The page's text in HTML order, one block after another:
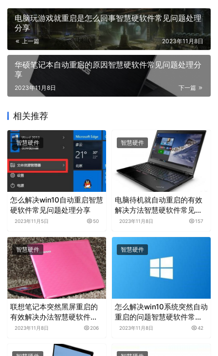
电脑玩游戏就重启是怎么回事智慧硬软件常见问题处理
分享
上一篇 2023年11月8日
华硕笔记本自动重启的原因智慧硬软件常见问题处理分
享
下一篇
2023年11月8日
相关推荐
智慧硬件
怎么解决win10自动重启智慧
硬软件常见问题处理分享
2023年11月5日 50
智慧硬件
电脑待机就自动重启的有效
解决方法智慧硬软件常见问
题处理分享
2023年11月8日 157
智慧硬件
联想笔记本突然黑屏重启的
有效解决办法智慧硬软件常
见问题处理分享
2023年11月8日 206
智慧硬件
怎么解决win10系统突然自动
重启的问题智慧硬软件常见
问题处理分享
2023年11月8日 42